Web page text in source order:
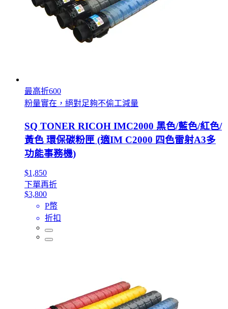
最高折600
粉量實在，絕對足夠不偷工減量
SQ TONER RICOH IMC2000 黑色/藍色/紅色/
黃色 環保碳粉匣 (適IM C2000 四色雷射A3多
功能事務機)
$1,850
下單再折
$3,800
P幣
折扣